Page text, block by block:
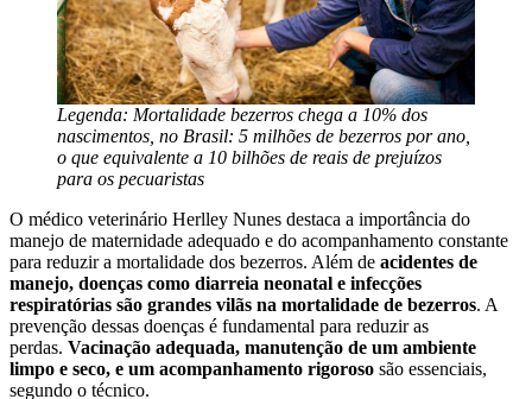
Legenda: Mortalidade bezerros chega a 10% dos
nascimentos, no Brasil: 5 milhões de bezerros por ano,
o que equivalente a 10 bilhões de reais de prejuízos
para os pecuaristas
O médico veterinário Herlley Nunes destaca a importância do
manejo de maternidade adequado e do acompanhamento constante
para reduzir a mortalidade dos bezerros. Além de acidentes de
manejo, doenças como diarreia neonatal e infecções
respiratórias são grandes vilãs na mortalidade de bezerros. A
prevenção dessas doenças é fundamental para reduzir as
perdas. Vacinação adequada, manutenção de um ambiente
limpo e seco, e um acompanhamento rigoroso são essenciais,
segundo o técnico.